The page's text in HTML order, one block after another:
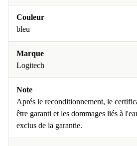
Couleur
bleu
Marque
Logitech
Note
Aprés le reconditionnement, le
être garanti et les dommages liés à
exclus de la garantie.